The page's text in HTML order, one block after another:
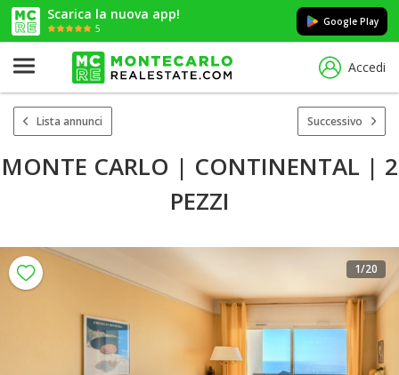
Scarica la nuova app!
5
Google Play
Accedi
Lista annunci Successivo
MONTE CARLO | CONTINENTAL | 2
PEZZI
1/20